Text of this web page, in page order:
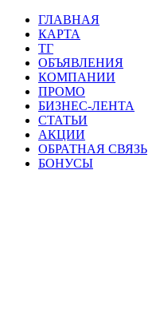
ГЛАВНАЯ
КАРТА
ТГ
ОБЪЯВЛЕНИЯ
КОМПАНИИ
ПРОМО
БИЗНЕС-ЛЕНТА
СТАТЬИ
АКЦИИ
ОБРАТНАЯ СВЯЗЬ
БОНУСЫ